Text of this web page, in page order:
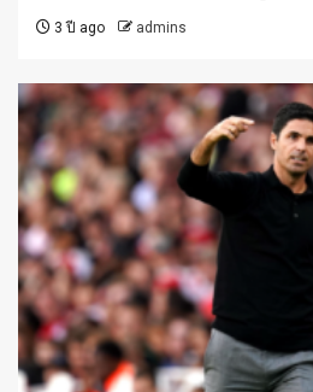
3 ปี ago admins